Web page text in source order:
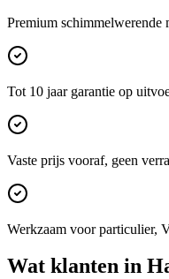
Premium schimmelwerende
Tot 10 jaar garantie op
Vaste prijs vooraf, geen
Werkzaam voor particulier,
Wat klanten in